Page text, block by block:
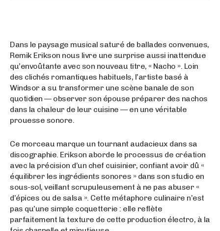
Dans le paysage musical saturé de ballades convenues,
Remik Erikson nous livre une surprise aussi inattendue
qu’envoûtante avec son nouveau titre, « Nacho ». Loin
des clichés romantiques habituels, l’artiste basé à
Windsor a su transformer une scène banale de son
quotidien — observer son épouse préparer des nachos
dans la chaleur de leur cuisine — en une véritable
prouesse sonore.
Ce morceau marque un tournant audacieux dans sa
discographie. Erikson aborde le processus de création
avec la précision d’un chef cuisinier, confiant avoir dû «
équilibrer les ingrédients sonores » dans son studio en
sous-sol, veillant scrupuleusement à ne pas abuser «
d’épices ou de salsa ». Cette métaphore culinaire n’est
pas qu’une simple coquetterie : elle reflète
parfaitement la texture de cette production électro, à la